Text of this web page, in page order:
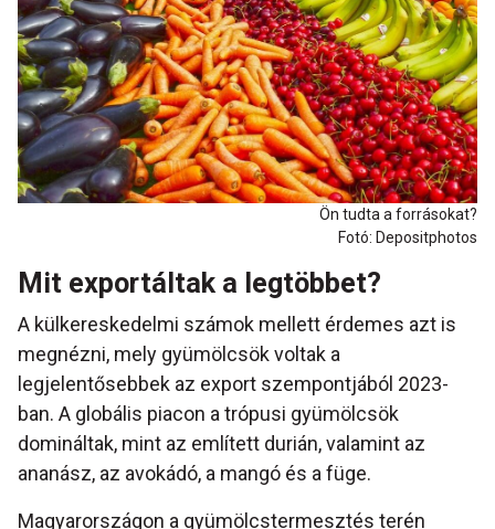
Ön tudta a forrásokat?
Fotó: Depositphotos
Mit exportáltak a legtöbbet?
A külkereskedelmi számok mellett érdemes azt is
megnézni, mely gyümölcsök voltak a
legjelentősebbek az export szempontjából 2023-
ban. A globális piacon a trópusi gyümölcsök
domináltak, mint az említett durián, valamint az
ananász, az avokádó, a mangó és a füge.
Magyarországon a gyümölcstermesztés terén